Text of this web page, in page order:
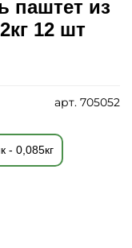
арт. 705052
паштет из
12 шт
- 0,085кг